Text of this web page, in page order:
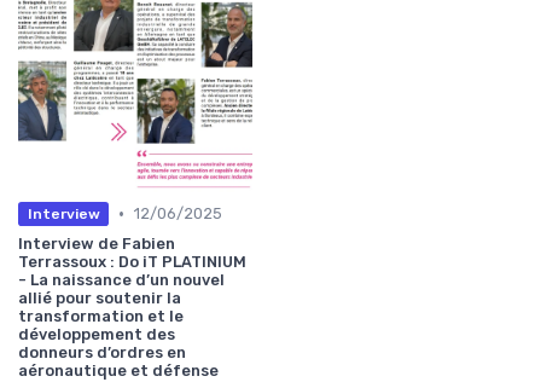
Interview • 12/06/2025
Interview de Fabien
Terrassoux : Do iT PLATINIUM
- La naissance d’un nouvel
allié pour soutenir la
transformation et le
développement des
donneurs d’ordres en
aéronautique et défense